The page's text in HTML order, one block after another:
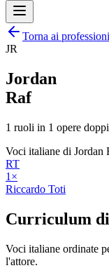
Torna ai
JR
Jordan
Raf
1 ruoli in 1 opere
Voci italiane di Jordan
RT
1 ×
Riccardo Toti
Curriculum di
Voci italiane ordinate
l'attore.